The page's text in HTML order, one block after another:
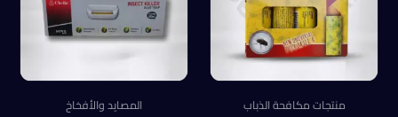
منتجات مكافحة الذباب المصايد والأفخاخ